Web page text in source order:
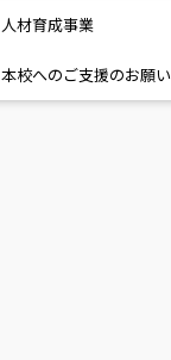
人材育成事業
本校へのご支援のお願い